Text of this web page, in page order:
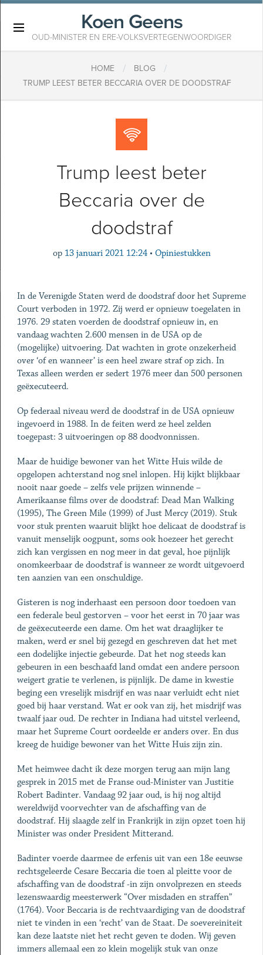
Koen Geens
OUD-MINISTER EN ERE-VOLKSVERTEGENWOORDIGER
HOME / BLOG /
TRUMP LEEST BETER BECCARIA OVER DE DOODSTRAF
Trump leest beter
Beccaria over de
doodstraf
op 13 januari 2021 12:24 • Opiniestukken
In de Verenigde Staten werd de doodstraf door het Supreme
Court verboden in 1972. Zij werd er opnieuw toegelaten in
1976. 29 staten voerden de doodstraf opnieuw in, en
vandaag wachten 2.600 mensen in de USA op de
(mogelijke) uitvoering. Dat wachten in grote onzekerheid
over ‘of en wanneer’ is een heel zware straf op zich. In
Texas alleen werden er sedert 1976 meer dan 500 personen
geëxecuteerd.
Op federaal niveau werd de doodstraf in de USA opnieuw
ingevoerd in 1988. In de feiten werd ze heel zelden
toegepast: 3 uitvoeringen op 88 doodvonnissen.
Maar de huidige bewoner van het Witte Huis wilde de
opgelopen achterstand nog snel inlopen. Hij kijkt blijkbaar
nooit naar goede – zelfs vele prijzen winnende –
Amerikaanse films over de doodstraf: Dead Man Walking
(1995), The Green Mile (1999) of Just Mercy (2019). Stuk
voor stuk prenten waaruit blijkt hoe delicaat de doodstraf is
vanuit menselijk oogpunt, soms ook hoezeer het gerecht
zich kan vergissen en nog meer in dat geval, hoe pijnlijk
onomkeerbaar de doodstraf is wanneer ze wordt uitgevoerd
ten aanzien van een onschuldige.
Gisteren is nog inderhaast een persoon door toedoen van
een federale beul gestorven – voor het eerst in 70 jaar was
de geëxecuteerde een dame. Om het wat draaglijker te
maken, werd er snel bij gezegd en geschreven dat het met
een dodelijke injectie gebeurde. Dat het nog steeds kan
gebeuren in een beschaafd land omdat een andere persoon
weigert gratie te verlenen, is pijnlijk. De dame in kwestie
beging een vreselijk misdrijf en was naar verluidt echt niet
goed bij haar verstand. Wat er ook van zij, het misdrijf was
twaalf jaar oud. De rechter in Indiana had uitstel verleend,
maar het Supreme Court oordeelde er anders over. En dus
kreeg de huidige bewoner van het Witte Huis zijn zin.
Met heimwee dacht ik deze morgen terug aan mijn lang
gesprek in 2015 met de Franse oud-Minister van Justitie
Robert Badinter. Vandaag 92 jaar oud, is hij nog altijd
wereldwijd voorvechter van de afschaffing van de
doodstraf. Hij slaagde zelf in Frankrijk in zijn opzet toen hij
Minister was onder President Mitterand.
Badinter voerde daarmee de erfenis uit van een 18e eeuwse
rechtsgeleerde Cesare Beccaria die toen al pleitte voor de
afschaffing van de doodstraf -in zijn onvolprezen en steeds
lezenswaardig meesterwerk “Over misdaden en straffen”
(1764). Voor Beccaria is de rechtvaardiging van de doodstraf
niet te vinden in een ‘recht’ van de Staat. De soevereiniteit
kan deze laatste niet het recht geven te doden. Wij geven
immers allemaal een zo klein mogelijk stuk van onze